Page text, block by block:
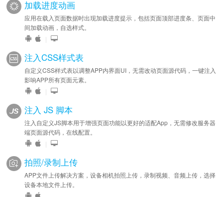
加载进度动画
应用在载入页面数据时出现加载进度提示，包括页面顶部进度条、页面中
间加载动画，自选样式。
|
注入CSS样式表
自定义CSS样式表以调整APP内界面UI，无需改动页面源代码，一键注入
影响APP所有页面元素。
|
注入 JS 脚本
注入自定义JS脚本用于增强页面功能以更好的适配App，无需修改服务器
端页面源代码，在线配置。
|
拍照/录制上传
APP文件上传解决方案，设备相机拍照上传，录制视频、音频上传，选择
设备本地文件上传。